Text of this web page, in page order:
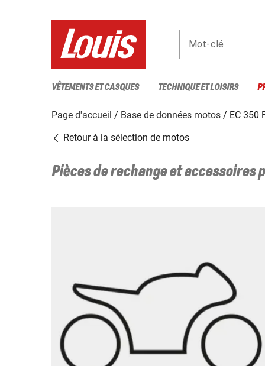
Mot-clé
VÊTEMENTS ET CASQUES TECHNIQUE ET LOISIRS
Page d'accueil Base de données motos
EC 350
Retour à la sélection de motos
Pièces de rechange et accessoires